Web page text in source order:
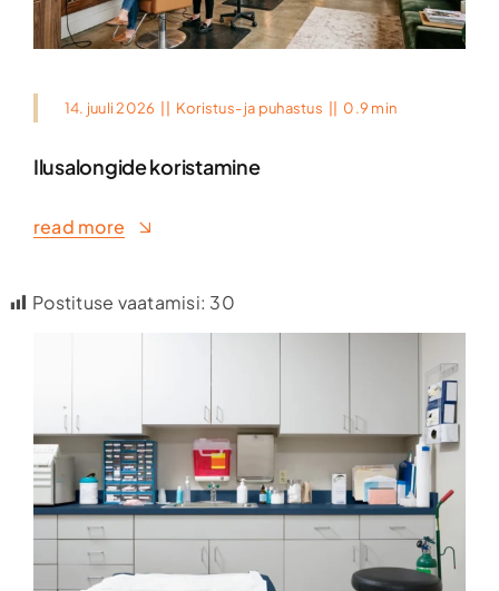
14. juuli 2026 Koristus- ja puhastus 0.9 min
Ilusalongide koristamine
read more
Postituse vaatamisi: 30